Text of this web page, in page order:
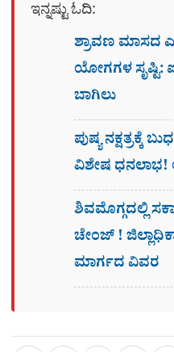
ಇನ್ನಷ್ಟು ಓದಿ:
ಶ್ರಾವಣ ಮಾಸದ
ಯೋಗಗಳ ಸೃಷ್ಟಿ:
ಬಾಗಿಲು
ಪುಷ್ಯ ನಕ್ಷತ್ರಕ್ಕೆ
ವಿಶೇಷ ಧನಲಾಭ!
ಶಿವಮೊಗ್ಗದಲ್ಲಿ
ಚೇಂಜ್ !
ಮಾರ್ಗದ ವಿವರ